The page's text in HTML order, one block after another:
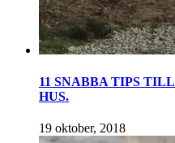
11 SNABBA TIPS
HUS.
19 oktober, 2018